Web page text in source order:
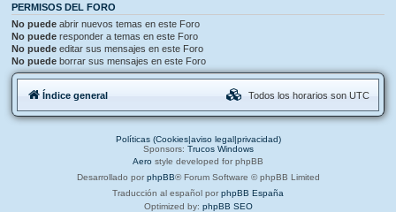
PERMISOS DEL FORO
No puede abrir nuevos temas en este Foro
No puede responder a temas en este Foro
No puede editar sus mensajes en este Foro
No puede borrar sus mensajes en este Foro
Índice general Todos los horarios son UTC
Políticas (Cookies|aviso legal|privacidad)
Sponsors: Trucos Windows
Aero style developed for phpBB
Desarrollado por phpBB® Forum Software © phpBB Limited
Traducción al español por phpBB España
Optimized by: phpBB SEO